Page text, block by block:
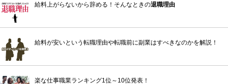
給料上がらないから辞める！そんなときの退職理由
給料が安いという転職理由や転職前に副業はすべきなのかを解説！
楽な仕事職業ランキング1位～10位発表！